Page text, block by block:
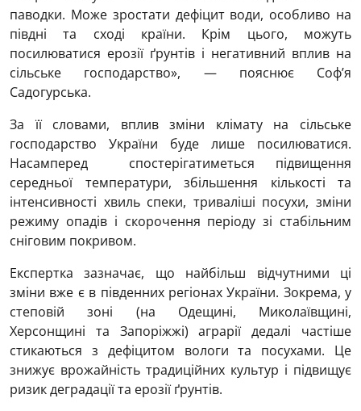
паводки. Може зростати дефіцит води, особливо на
півдні та сході країни. Крім цього, можуть
посилюватися ерозії ґрунтів і негативний вплив на
сільське господарство», — пояснює Соф’я
Садогурська.
За її словами, вплив зміни клімату на сільське
господарство України буде лише посилюватися.
Насамперед спостерігатиметься підвищення
середньої температури, збільшення кількості та
інтенсивності хвиль спеки, триваліші посухи, зміни
режиму опадів і скорочення періоду зі стабільним
сніговим покривом.
Експертка зазначає, що найбільш відчутними ці
зміни вже є в південних регіонах України. Зокрема, у
степовій зоні (на Одещині, Миколаївщині,
Херсонщині та Запоріжжі) аграрії дедалі частіше
стикаються з дефіцитом вологи та посухами. Це
знижує врожайність традиційних культур і підвищує
ризик деградації та ерозії ґрунтів.